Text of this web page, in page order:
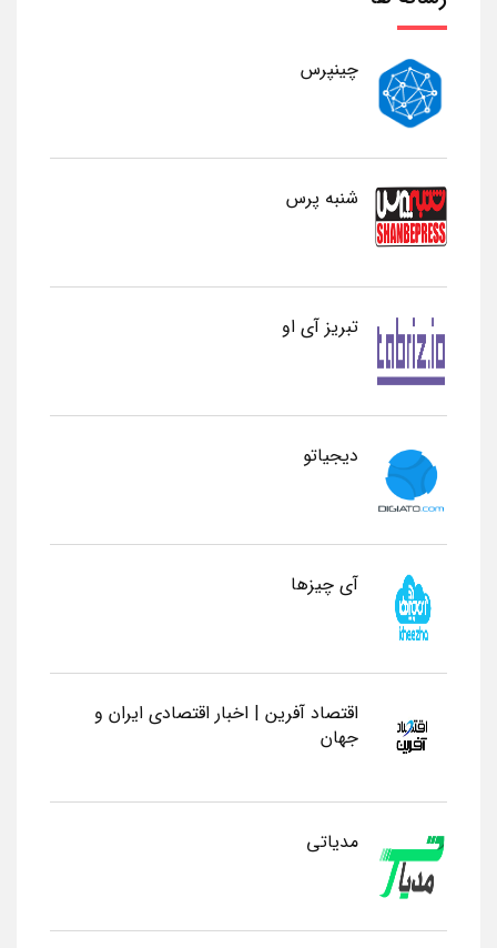
چینپرس
شنبه پرس
تبریز آی او
دیجیاتو
آی چیزها
اقتصاد آفرین | اخبار اقتصادی ایران و
جهان
مدیاتی